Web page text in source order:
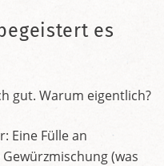
es
gut. Warum eigentlich?
Eine Fülle an
(was